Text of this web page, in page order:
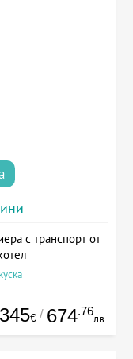
с транспорт от
345€ / 674.76
лв.